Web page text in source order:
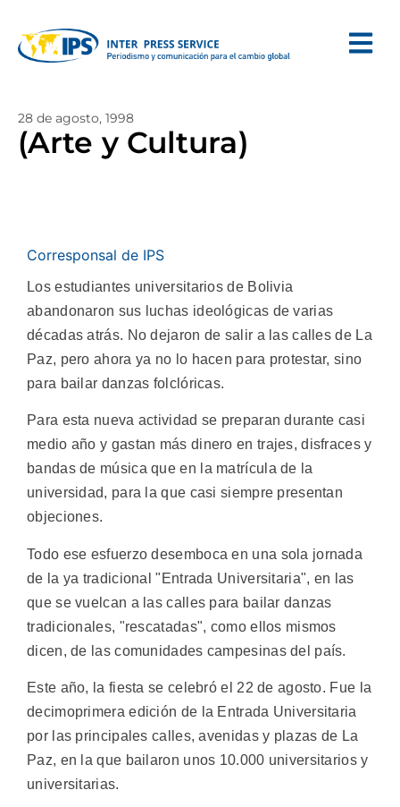
28 de agosto, 1998
(Arte y Cultura)
Corresponsal de IPS
Los estudiantes universitarios de Bolivia
abandonaron sus luchas ideológicas de varias
décadas atrás. No dejaron de salir a las calles de La
Paz, pero ahora ya no lo hacen para protestar, sino
para bailar danzas folclóricas.
Para esta nueva actividad se preparan durante casi
medio año y gastan más dinero en trajes, disfraces y
bandas de música que en la matrícula de la
universidad, para la que casi siempre presentan
objeciones.
Todo ese esfuerzo desemboca en una sola jornada
de la ya tradicional "Entrada Universitaria", en las
que se vuelcan a las calles para bailar danzas
tradicionales, "rescatadas", como ellos mismos
dicen, de las comunidades campesinas del país.
Este año, la fiesta se celebró el 22 de agosto. Fue la
decimoprimera edición de la Entrada Universitaria
por las principales calles, avenidas y plazas de La
Paz, en la que bailaron unos 10.000 universitarios y
universitarias.